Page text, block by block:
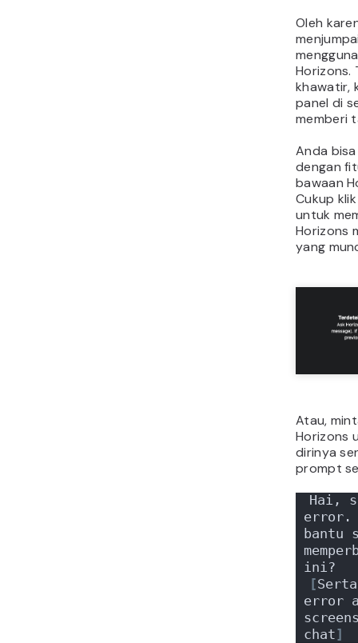
Oleh
Horizons.
khawatir,
panel di
memberi
Anda
dengan
bawaan
Cukup
untuk
Horizons
yang
Atau,
Horizons
dirinya
prompt
Hai,
error.
bantu
ini?
[
error
chat]